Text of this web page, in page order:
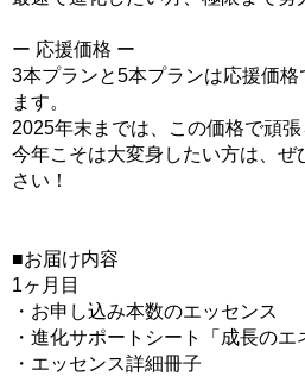
ー 応援価格 ー
3本プランと5本プランは応援価格
ます。
2025年末までは、この価格で頑張
今年こそは大変身したい方は、ぜ
さい！
■お届け内容
1ヶ月目
・お申し込み本数のエッセンス
・進化サポートシート「成長のエ
・エッセンス詳細冊子